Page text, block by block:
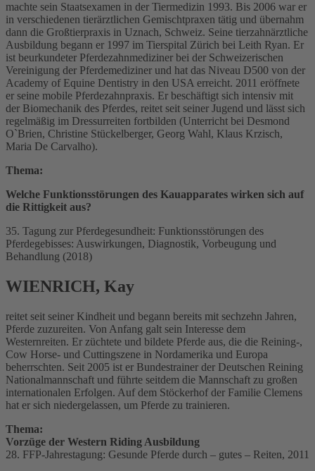
machte sein Staatsexamen in der Tiermedizin 1993. Bis 2006 war er
in verschiedenen tierärztlichen Gemischtpraxen tätig und übernahm
dann die Großtierpraxis in Uznach, Schweiz. Seine tierzahnärztliche
Ausbildung begann er 1997 im Tierspital Zürich bei Leith Ryan. Er
ist beurkundeter Pferdezahnmediziner bei der Schweizerischen
Vereinigung der Pferdemediziner und hat das Niveau D500 von der
Academy of Equine Dentistry in den USA erreicht. 2011 eröffnete
er seine mobile Pferdezahnpraxis. Er beschäftigt sich intensiv mit
der Biomechanik des Pferdes, reitet seit seiner Jugend und lässt sich
regelmäßig im Dressurreiten fortbilden (Unterricht bei Desmond
O`Brien, Christine Stückelberger, Georg Wahl, Klaus Krzisch,
Maria De Carvalho).
Thema:
Welche Funktionsstörungen des Kauapparates wirken sich auf
die Rittigkeit aus?
35. Tagung zur Pferdegesundheit: Funktionsstörungen des
Pferdegebisses: Auswirkungen, Diagnostik, Vorbeugung und
Behandlung (2018)
WIENRICH, Kay
reitet seit seiner Kindheit und begann bereits mit sechzehn Jahren,
Pferde zuzureiten. Von Anfang galt sein Interesse dem
Westernreiten. Er züchtete und bildete Pferde aus, die die Reining-,
Cow Horse- und Cuttingszene in Nordamerika und Europa
beherrschten. Seit 2005 ist er Bundestrainer der Deutschen Reining
Nationalmannschaft und führte seitdem die Mannschaft zu großen
internationalen Erfolgen. Auf dem Stöckerhof der Familie Clemens
hat er sich niedergelassen, um Pferde zu trainieren.
Thema:
Vorzüge der Western Riding Ausbildung
28. FFP-Jahrestagung: Gesunde Pferde durch ­– gutes – Reiten, 2011